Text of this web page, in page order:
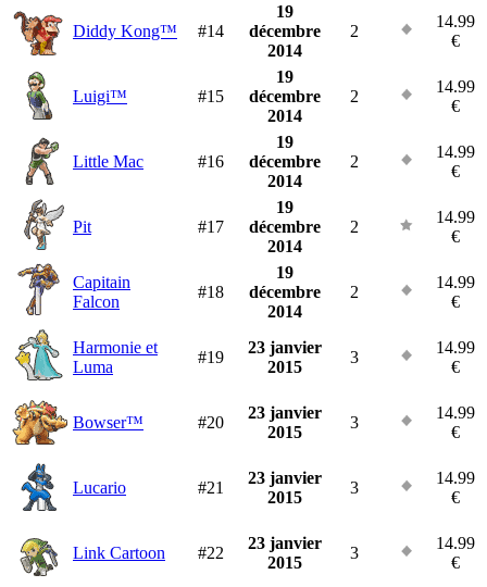
Diddy Kong™ #14
19
décembre
2014
2
14.99
€
Luigi™ #15
19
décembre
2014
2
14.99
€
Little Mac #16
19
décembre
2014
2
14.99
€
Pit #17
19
décembre
2014
2
14.99
€
Capitain
Falcon
#18
19
décembre
2014
2
14.99
€
Harmonie et
Luma
#19
23 janvier
2015
3
14.99
€
Bowser™ #20
23 janvier
2015
3
14.99
€
Lucario #21
23 janvier
2015
3
14.99
€
Link Cartoon #22
23 janvier
2015
3
14.99
€